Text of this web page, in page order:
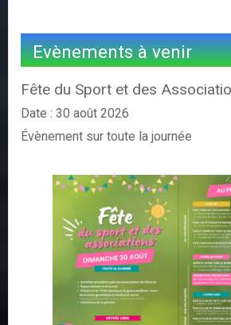
Evènements à venir
Fête du Sport et des
Date : 30 août 2026
Évènement sur toute la journée